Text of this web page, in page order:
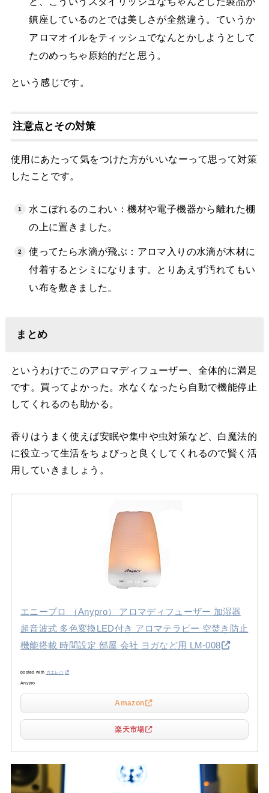
鎮座しているのとでは美しさが全然違う。ていうか
アロマオイルをティッシュでなんとかしようとして
たのめっちゃ原始的だと思う。
という感じです。
注意点とその対策
使用にあたって気をつけた方がいいなーって思って対策
したことです。
水こぼれるのこわい：機材や電子機器から離れた棚
の上に置きました。
使ってたら水滴が飛ぶ：アロマ入りの水滴が木材に
付着するとシミになります。とりあえず汚れてもい
い布を敷きました。
まとめ
というわけでこのアロマディフューザー、全体的に満足
です。買ってよかった。水なくなったら自動で機能停止
してくれるのも助かる。
香りはうまく使えば安眠や集中や虫対策など、白魔法的
に役立って生活をちょびっと良くしてくれるので賢く活
用していきましょう。
エニープロ （Anypro） アロマディフューザー 加湿器
超音波式 多色変換LED付き アロマテラピー 空焚き防止
機能搭載 時間設定 部屋 会社 ヨガなど用 LM-008
posted with カエレバ
Anypro
Amazon
楽天市場